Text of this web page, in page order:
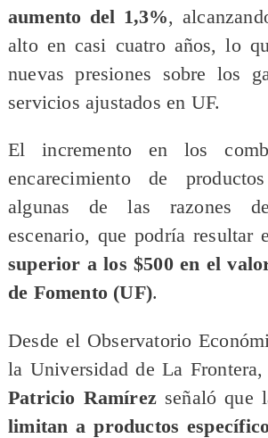
aumento del 1,3%,
alto en casi cuatro años, lo
nuevas presiones sobre los
servicios ajustados en UF.
El incremento en los
encarecimiento de
algunas de las razones
escenario, que podría resultar
superior a los $500 en el
de Fomento (UF).
Desde el Observatorio
la Universidad de La
Patricio Ramírezseñaló que
limitan a productos